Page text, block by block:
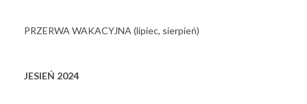
PRZERWA WAKACYJNA (lipiec, sierpień)
JESIEŃ 2024